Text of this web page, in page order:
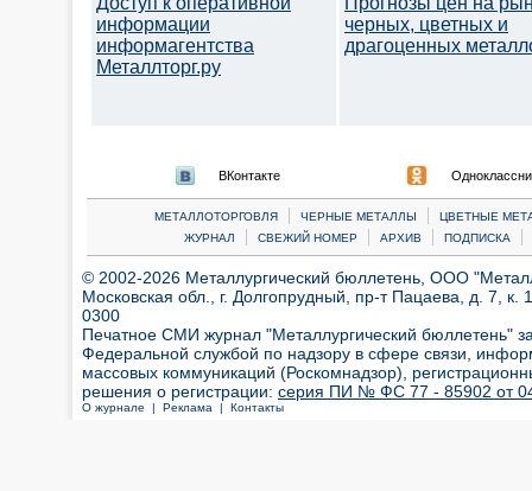
информации
информагентства
Металлторг.ру
черных, цветных и
драгоценных
ВКонтакте
МЕТАЛЛОТОРГОВЛЯ | ЧЕРНЫЕ МЕТАЛЛЫ |
ЦВЕТНЫЕ
ЖУРНАЛ
| СВЕЖИЙ НОМЕР | АРХИВ | ПОДПИСКА |
© 2002-2026 Металлургический бюллетень, ООО
Московская обл., г. Долгопрудный, пр-т Пацаева, д. 7,
0300
Печатное СМИ журнал "Металлургический бюллетень"
Федеральной службой по надзору в сфере связи,
массовых коммуникаций (Роскомнадзор),
решения о регистрации: серия ПИ № ФС 77 - 85902 от 04
О журнале | Реклама | Контакты